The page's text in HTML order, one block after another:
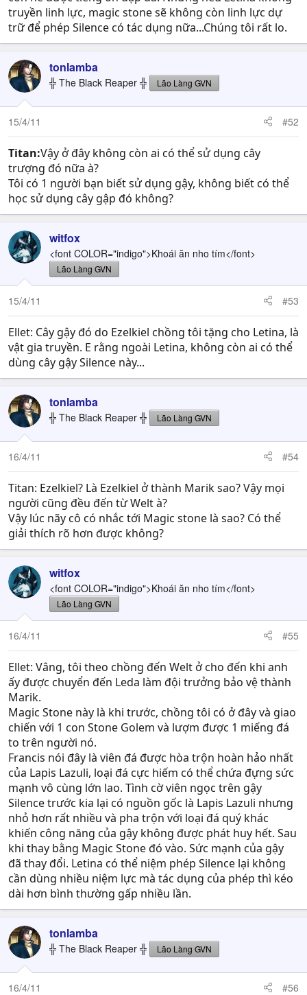
truyền linh lực, magic stone sẽ không còn linh lực dự
trữ để phép Silence có tác dụng nữa...Chúng tôi rất lo.
tonlamba
╬ The Black Reaper ╬ Lão Làng GVN
15/4/11 #52
Titan:Vậy ở đây không còn ai có thể sử dụng cây
trượng đó nữa à?
Tôi có 1 người bạn biết sử dụng gậy, không biết có thể
học sử dụng cây gập đó không?
witfox
<font COLOR="indigo">Khoái ăn nho tím</font>
Lão Làng GVN
15/4/11 #53
Ellet: Cây gậy đó do Ezelkiel chồng tôi tặng cho Letina, là
vật gia truyền. E rằng ngoài Letina, không còn ai có thể
dùng cây gậy Silence này...
tonlamba
╬ The Black Reaper ╬ Lão Làng GVN
16/4/11 #54
Titan: Ezelkiel? Là Ezelkiel ở thành Marik sao? Vậy mọi
người cũng đều đến từ Welt à?
Vậy lúc nãy cô có nhắc tới Magic stone là sao? Có thể
giải thích rõ hơn được không?
witfox
<font COLOR="indigo">Khoái ăn nho tím</font>
Lão Làng GVN
16/4/11 #55
Ellet: Vâng, tôi theo chồng đến Welt ở cho đến khi anh
ấy được chuyển đến Leda làm đội trưởng bảo vệ thành
Marik.
Magic Stone này là khi trước, chồng tôi có ở đây và giao
chiến với 1 con Stone Golem và lượm được 1 miếng đá
to trên người nó.
Francis nói đây là viên đá được hòa trộn hoàn hảo nhất
của Lapis Lazuli, loại đá cực hiếm có thể chứa đựng sức
mạnh vô cùng lớn lao. Tình cờ viên ngọc trên gậy
Silence trước kia lại có nguồn gốc là Lapis Lazuli nhưng
nhỏ hơn rất nhiều và pha trộn với loại đá quý khác
khiến công năng của gậy không được phát huy hết. Sau
khi thay bằng Magic Stone đó vào. Sức mạnh của gậy
đã thay đổi. Letina có thể niệm phép Silence lại không
cần dùng nhiều niệm lực mà tác dụng của phép thì kéo
dài hơn bình thường gấp nhiều lần.
tonlamba
╬ The Black Reaper ╬ Lão Làng GVN
16/4/11 #56